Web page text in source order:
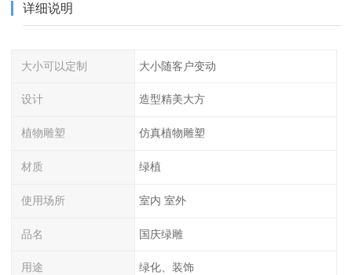
详细说明
大小可以定制 大小随客户变动
设计 造型精美大方
植物雕塑 仿真植物雕塑
材质 绿植
使用场所 室内 室外
品名 国庆绿雕
用途 绿化、装饰